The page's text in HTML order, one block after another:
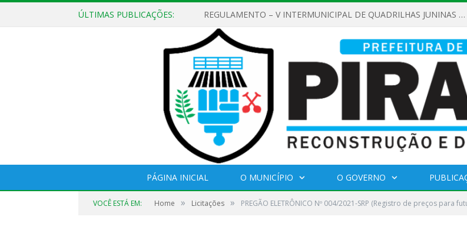
ÚLTIMAS PUBLICAÇÕES: EDITAL DE CHAMAMENTO PÚBLICO Nº 02/2026
PÁGINA INICIAL O MUNICÍPIO O GOVERNO
VOCÊ ESTÁ EM: Home » Licitações » PREGÃO ELETRÔNICO Nº 004/2021-SRP (Registro de preços